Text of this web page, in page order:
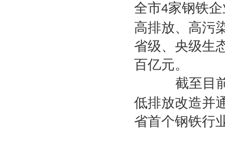
全市4家钢铁
高排放、高污
省级、央级生
百亿元。
截至目前
低排放改造并
省首个钢铁行